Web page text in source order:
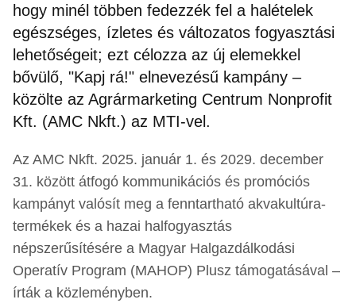
hogy minél többen fedezzék fel a halételek
egészséges, ízletes és változatos fogyasztási
lehetőségeit; ezt célozza az új elemekkel
bővülő, "Kapj rá!" elnevezésű kampány –
közölte az Agrármarketing Centrum Nonprofit
Kft. (AMC Nkft.) az MTI-vel.
Az AMC Nkft. 2025. január 1. és 2029. december
31. között átfogó kommunikációs és promóciós
kampányt valósít meg a fenntartható akvakultúra-
termékek és a hazai halfogyasztás
népszerűsítésére a Magyar Halgazdálkodási
Operatív Program (MAHOP) Plusz támogatásával –
írták a közleményben.